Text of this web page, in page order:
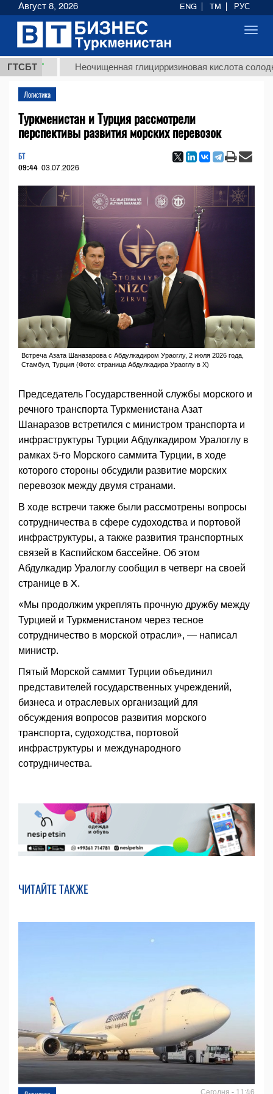
ГТСБТ Неочищенная глицирризиновая кислота солодкового
Логистика
Туркменистан и Турция рассмотрели
перспективы развития морских перевозок
БТ
09:44 03.07.2026
Встреча Азата Шаназарова с Абдулкадиром Ураоглу, 2 июля 2026 года,
Стамбул, Турция (Фото: страница Абдулкадира Ураоглу в X)
Председатель Государственной службы морского и
речного транспорта Туркменистана Азат
Шанаразов встретился с министром транспорта и
инфраструктуры Турции Абдулкадиром Уралоглу в
рамках 5-го Морского саммита Турции, в ходе
которого стороны обсудили развитие морских
перевозок между двумя странами.
В ходе встречи также были рассмотрены вопросы
сотрудничества в сфере судоходства и портовой
инфраструктуры, а также развития транспортных
связей в Каспийском бассейне. Об этом
Абдулкадир Уралоглу сообщил в четверг на своей
странице в X.
«Мы продолжим укреплять прочную дружбу между
Турцией и Туркменистаном через тесное
сотрудничество в морской отрасли», — написал
министр.
Пятый Морской саммит Турции объединил
представителей государственных учреждений,
бизнеса и отраслевых организаций для
обсуждения вопросов развития морского
транспорта, судоходства, портовой
инфраструктуры и международного
сотрудничества.
ЧИТАЙТЕ ТАКЖЕ
Сегодня - 11:46
Август 8, 2026 ENG TM РУС